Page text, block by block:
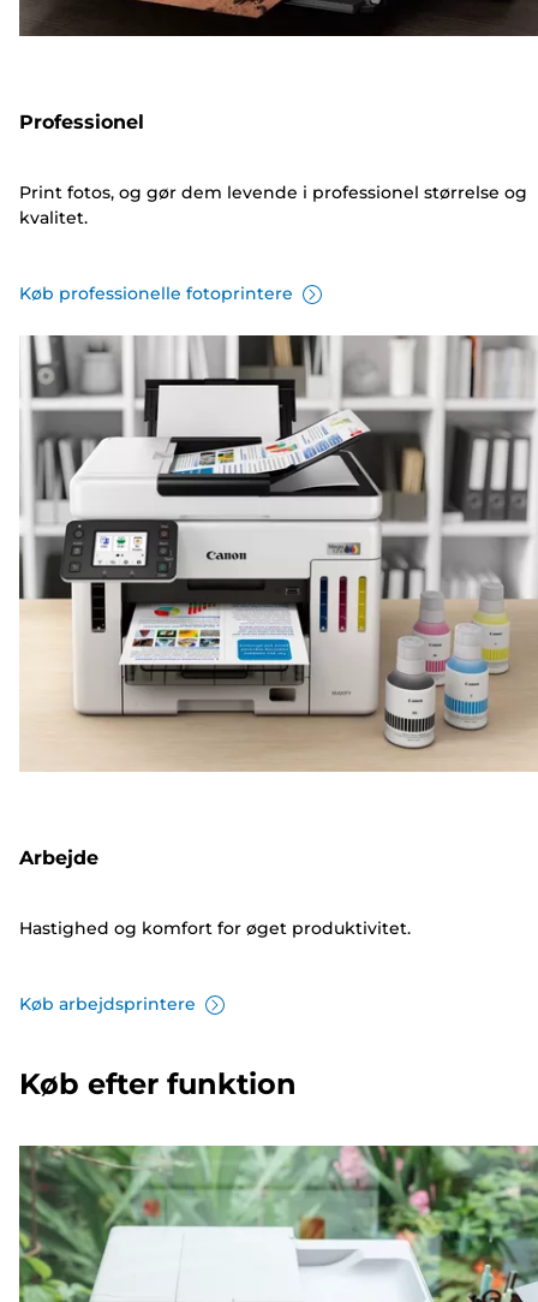
Professionel
Print fotos, og gør dem levende i professionel størrelse og
kvalitet.
Køb professionelle fotoprintere
Arbejde
Hastighed og komfort for øget produktivitet.
Køb arbejdsprintere
Køb efter funktion